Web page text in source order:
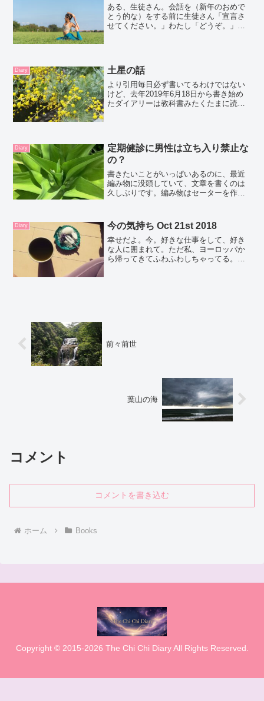
ある、生徒さん。会話を（新年のおめで
とう的な）をする前に生徒さん「宣言さ
せてください。」わたし「どうぞ。」生
2回も参加します...
Diary 土星の話
より引用毎日必ず書いてるわけではない
けど、去年2019年6月18日から書き始め
たダイアリーは教科書みたくたまに読み
で寝る...
Diary
定期健診に男性は立ち入り禁止な
の？
書きたいことがいっぱいあるのに、最近
編み物に没頭していて、文章を書くのは
久しぶりです。編み物はセーターを作り
基本のテクニックを思い出すため。久々
の編み物とっても楽しかっ...
Diary 今の気持ち Oct 21st 2018
幸せだよ。今。好きな仕事をして、好き
な人に囲まれて。ただ私、ヨーロッパか
ら帰ってきてふわふわしちゃってる。宙
前々前世
葉山の海
コメント
コメントを書き込む
ホーム Books
Copyright © 2015-2026 The Chi Chi Diary All Rights Reserved.